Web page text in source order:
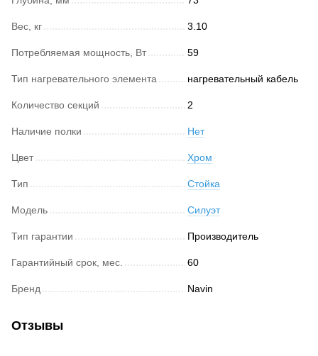
Вес, кг 3.10
Потребляемая мощность, Вт 59
Тип нагревательного элемента нагревательный кабель
Количество секций 2
Наличие полки Нет
Цвет Хром
Тип Стойка
Модель Силуэт
Тип гарантии Производитель
Гарантийный срок, мес. 60
Бренд Navin
Отзывы